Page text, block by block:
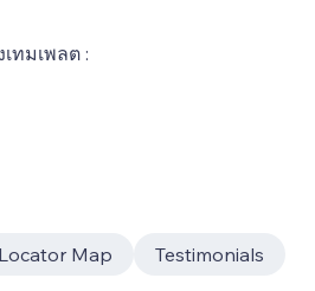
ทมเพลต :
Map
Testimonials